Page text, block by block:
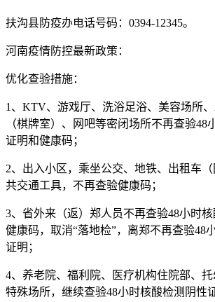
扶沟县防疫办电话号码：0394-12345。
河南疫情防控最新政策：
优化查验措施：
1、KTV、游戏厅、洗浴足浴、美容场所
（棋牌室）、网吧等密闭场所不再查验48
证明和健康码；
2、出入小区，乘坐公交、地铁、出租车
共交通工具，不再查验健康码；
3、省外来（返）郑人员不再查验48小时
健康码，取消“落地检”，离郑不再查验48
证明；
4、养老院、福利院、医疗机构住院部、
特殊场所，继续查验48小时核酸检测阴性